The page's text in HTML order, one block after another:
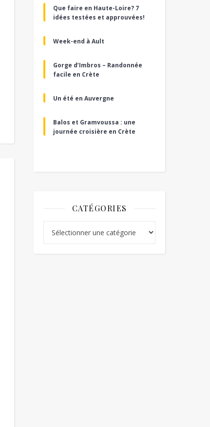
Que faire en Haute-Loire? 7
idées testées et approuvées!
Week-end à Ault
Gorge d’Imbros – Randonnée
facile en Crète
Un été en Auvergne
Balos et Gramvoussa : une
journée croisière en Crète
CATÉGORIES